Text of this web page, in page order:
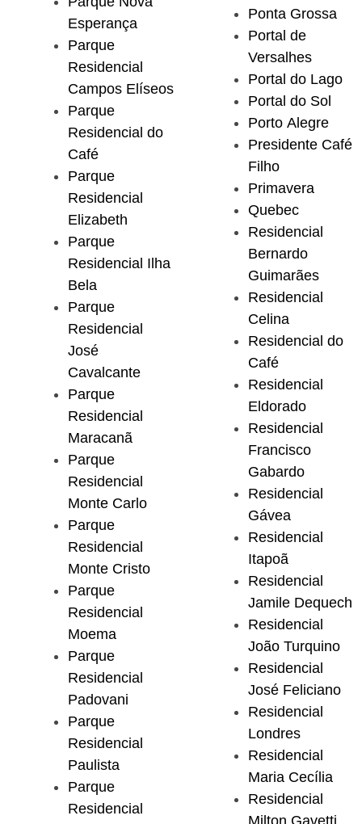
Esperança
Parque
Residencial
Campos Elíseos
Parque
Residencial do
Café
Parque
Residencial
Elizabeth
Parque
Residencial Ilha
Bela
Parque
Residencial
José
Cavalcante
Parque
Residencial
Maracanã
Parque
Residencial
Monte Carlo
Parque
Residencial
Monte Cristo
Parque
Residencial
Moema
Parque
Residencial
Padovani
Parque
Residencial
Paulista
Parque
Residencial
Ponta Grossa
Portal de
Versalhes
Portal do Lago
Portal do Sol
Porto Alegre
Presidente Café
Filho
Primavera
Quebec
Residencial
Bernardo
Guimarães
Residencial
Celina
Residencial do
Café
Residencial
Eldorado
Residencial
Francisco
Gabardo
Residencial
Gávea
Residencial
Itapoã
Residencial
Jamile Dequech
Residencial
João Turquino
Residencial
José Feliciano
Residencial
Londres
Residencial
Maria Cecília
Residencial